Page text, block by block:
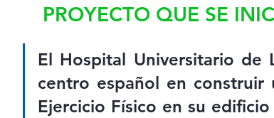
PROYECTO QUE SE
El Hospital Universitario de
centro español en construir
Ejercicio Físico en su